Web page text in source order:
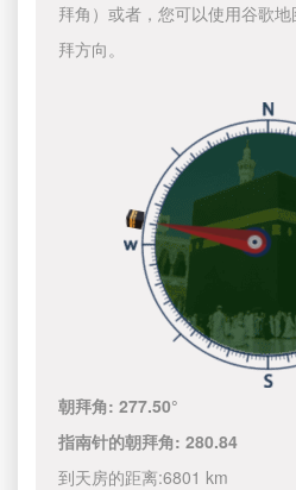
拜角）或者，您可以使用谷歌
拜方向。
朝拜角:277.50°
指南针的朝拜角:280.84
到天房的距离:6801 km